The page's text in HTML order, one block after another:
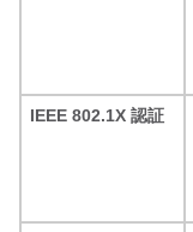
IEEE 802.1X 認証